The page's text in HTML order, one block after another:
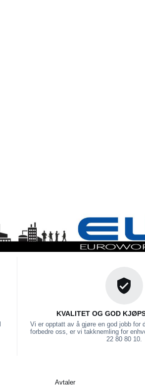
KVALITET OG GOD
Vi er opptatt av å gjøre en god jobb for
forbedre oss, er vi takknemling for
22 80 80 10.
Avtaler